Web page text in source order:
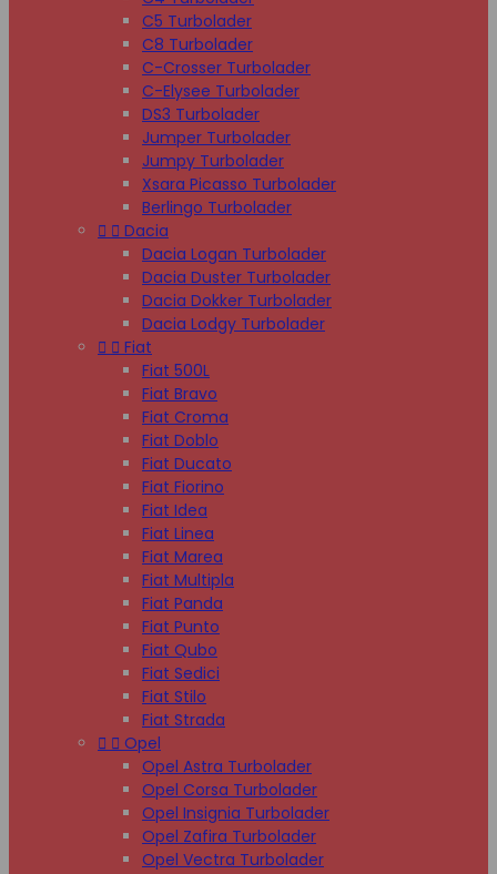
C5 Turbolader
C8 Turbolader
C-Crosser Turbolader
C-Elysee Turbolader
DS3 Turbolader
Jumper Turbolader
Jumpy Turbolader
Xsara Picasso Turbolader
Berlingo Turbolader
  Dacia
Dacia Logan Turbolader
Dacia Duster Turbolader
Dacia Dokker Turbolader
Dacia Lodgy Turbolader
  Fiat
Fiat 500L
Fiat Bravo
Fiat Croma
Fiat Doblo
Fiat Ducato
Fiat Fiorino
Fiat Idea
Fiat Linea
Fiat Marea
Fiat Multipla
Fiat Panda
Fiat Punto
Fiat Qubo
Fiat Sedici
Fiat Stilo
Fiat Strada
  Opel
Opel Astra Turbolader
Opel Corsa Turbolader
Opel Insignia Turbolader
Opel Zafira Turbolader
Opel Vectra Turbolader